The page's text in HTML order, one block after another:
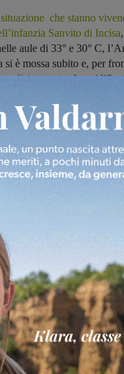
che stanno
Sanvito di Incisa
aule di 33° e 30° C,
è mossa subito e, per
e
in via definitiva.
Comitato Genitori,
sia stato
delle famiglie in
delle nostre
di Figline e Incisa
una grande
dei bambini”.
poter confermare che
tutto il possibile per
con cui il Sindaco e
geometra per i rilievi già
all’installazione
è un segnale
e capace di agire con
a monitorare la